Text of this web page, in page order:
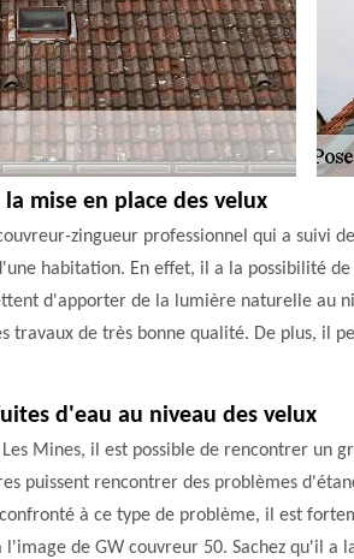
mise en place des velux
zingueur professionnel qui a suivi
habitation. En effet, il a la possibilité
d'apporter de la lumière naturelle au
travaux de très bonne qualité. De plus, il
d'eau au niveau des velux
Mines, il est possible de rencontrer un
puissent rencontrer des problèmes
à ce type de problème, il est
l'image de GW couvreur 50. Sachez qu'il